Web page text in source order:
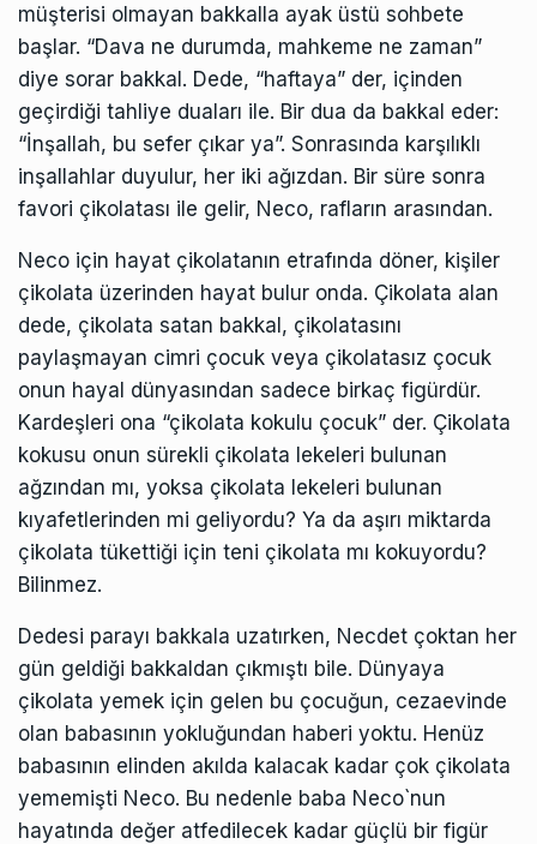
müşterisi olmayan bakkalla ayak üstü sohbete
başlar. “Dava ne durumda, mahkeme ne zaman”
diye sorar bakkal. Dede, “haftaya” der, içinden
geçirdiği tahliye duaları ile. Bir dua da bakkal eder:
“İnşallah, bu sefer çıkar ya”. Sonrasında karşılıklı
inşallahlar duyulur, her iki ağızdan. Bir süre sonra
favori çikolatası ile gelir, Neco, rafların arasından.
Neco için hayat çikolatanın etrafında döner, kişiler
çikolata üzerinden hayat bulur onda. Çikolata alan
dede, çikolata satan bakkal, çikolatasını
paylaşmayan cimri çocuk veya çikolatasız çocuk
onun hayal dünyasından sadece birkaç figürdür.
Kardeşleri ona “çikolata kokulu çocuk” der. Çikolata
kokusu onun sürekli çikolata lekeleri bulunan
ağzından mı, yoksa çikolata lekeleri bulunan
kıyafetlerinden mi geliyordu? Ya da aşırı miktarda
çikolata tükettiği için teni çikolata mı kokuyordu?
Bilinmez.
Dedesi parayı bakkala uzatırken, Necdet çoktan her
gün geldiği bakkaldan çıkmıştı bile. Dünyaya
çikolata yemek için gelen bu çocuğun, cezaevinde
olan babasının yokluğundan haberi yoktu. Henüz
babasının elinden akılda kalacak kadar çok çikolata
yememişti Neco. Bu nedenle baba Neco`nun
hayatında değer atfedilecek kadar güçlü bir figür